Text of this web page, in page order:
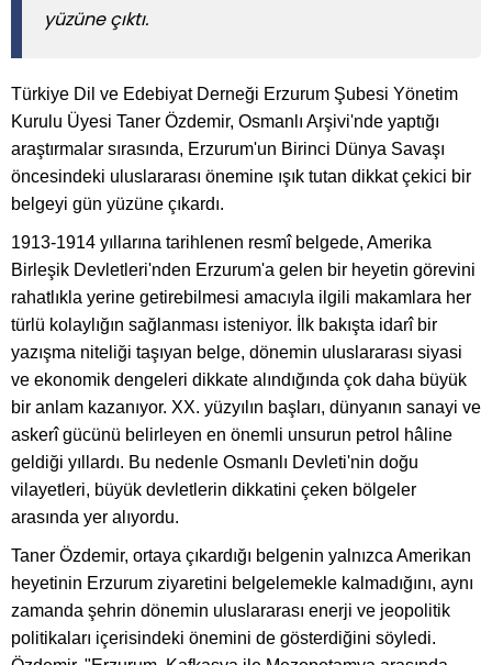
yüzüne çıktı.
Türkiye Dil ve Edebiyat Derneği Erzurum Şubesi Yönetim
Kurulu Üyesi Taner Özdemir, Osmanlı Arşivi'nde yaptığı
araştırmalar sırasında, Erzurum'un Birinci Dünya Savaşı
öncesindeki uluslararası önemine ışık tutan dikkat çekici bir
belgeyi gün yüzüne çıkardı.
1913-1914 yıllarına tarihlenen resmî belgede, Amerika
Birleşik Devletleri'nden Erzurum'a gelen bir heyetin görevini
rahatlıkla yerine getirebilmesi amacıyla ilgili makamlara her
türlü kolaylığın sağlanması isteniyor. İlk bakışta idarî bir
yazışma niteliği taşıyan belge, dönemin uluslararası siyasi
ve ekonomik dengeleri dikkate alındığında çok daha büyük
bir anlam kazanıyor. XX. yüzyılın başları, dünyanın sanayi ve
askerî gücünü belirleyen en önemli unsurun petrol hâline
geldiği yıllardı. Bu nedenle Osmanlı Devleti'nin doğu
vilayetleri, büyük devletlerin dikkatini çeken bölgeler
arasında yer alıyordu.
Taner Özdemir, ortaya çıkardığı belgenin yalnızca Amerikan
heyetinin Erzurum ziyaretini belgelemekle kalmadığını, aynı
zamanda şehrin dönemin uluslararası enerji ve jeopolitik
politikaları içerisindeki önemini de gösterdiğini söyledi.